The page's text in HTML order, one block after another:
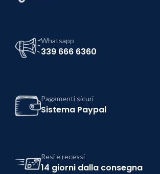
Whatsapp
339 666 6360
Pagamenti sicuri
Sistema Paypal
Resi e recessi
14 giorni dalla consegna